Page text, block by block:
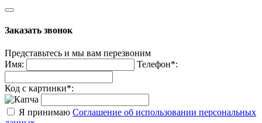
Заказать звонок
Представьтесь и мы вам перезвоним
Имя:
Телефон*:
Код с картинки*:
Я принимаю Соглашение об использовании персональных